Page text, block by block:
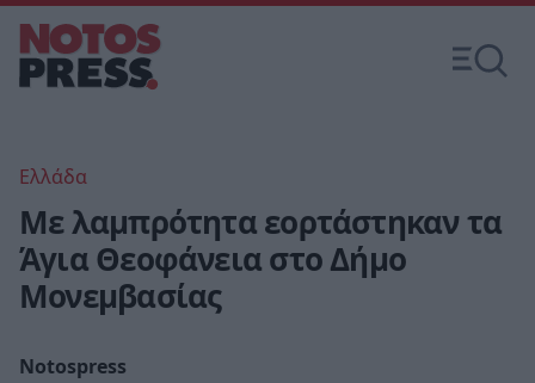
Ελλάδα
Με λαμπρότητα εορτάστηκαν τα
Άγια Θεοφάνεια στο Δήμο
Μονεμβασίας
Notospress